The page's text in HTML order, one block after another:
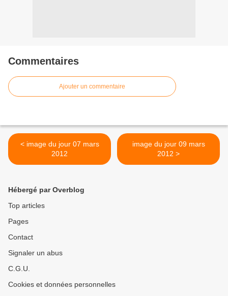
Commentaires
Ajouter un commentaire
< image du jour 07 mars
2012
image du jour 09 mars
2012 >
Hébergé par Overblog
Top articles
Pages
Contact
Signaler un abus
C.G.U.
Cookies et données personnelles